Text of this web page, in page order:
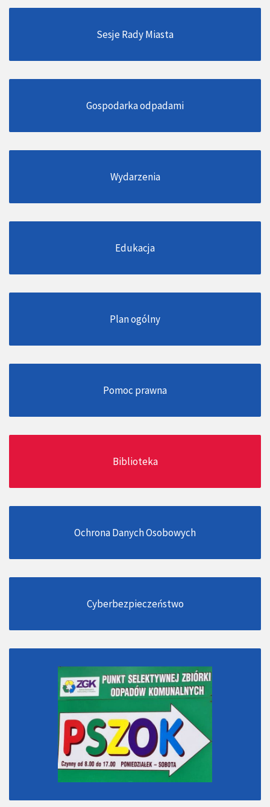
Sesje Rady Miasta
Gospodarka odpadami
Wydarzenia
Edukacja
Plan ogólny
Pomoc prawna
Biblioteka
Ochrona Danych Osobowych
Cyberbezpieczeństwo